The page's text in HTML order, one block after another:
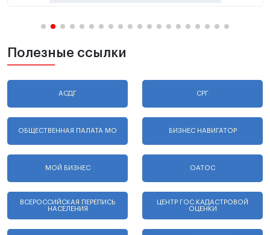
Полезные ссылки
АСДГ СРГ
ОБЩЕСТВЕННАЯ ПАЛАТА МО БИЗНЕС НАВИГАТОР
МОЙ БИЗНЕС ОАТОС
ВСЕРОССИЙСКАЯ ПЕРЕПИСЬ
НАСЕЛЕНИЯ
ЦЕНТР ГОС.КАДАСТРОВОЙ
ОЦЕНКИ